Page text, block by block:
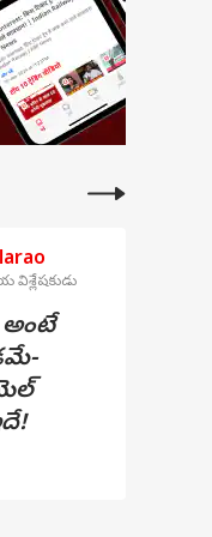
విశ్లేషకుడు
అంటే